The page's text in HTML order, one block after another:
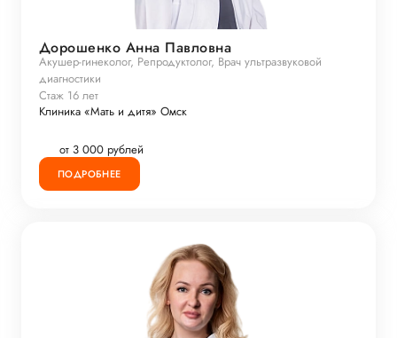
Дорошенко Анна Павловна
Акушер-гинеколог, Репродуктолог, Врач ультразвуковой
диагностики
Стаж 16 лет
Клиника «Мать и дитя» Омск
от 3 000 рублей
ПОДРОБНЕЕ